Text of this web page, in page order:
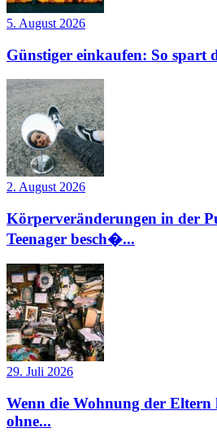
5. August 2026
Günstiger einkaufen: So spart
2. August 2026
Körperveränderungen in der
Teenager besch�...
29. Juli 2026
Wenn die Wohnung der
ohne...